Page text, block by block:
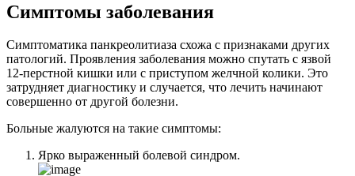
Симптомы заболевания
Симптоматика панкреолитиаза схожа с признаками других
патологий. Проявления заболевания можно спутать с язвой
12-перстной кишки или с приступом желчной колики. Это
затрудняет диагностику и случается, что лечить начинают
совершенно от другой болезни.
Больные жалуются на такие симптомы:
Ярко выраженный болевой синдром.